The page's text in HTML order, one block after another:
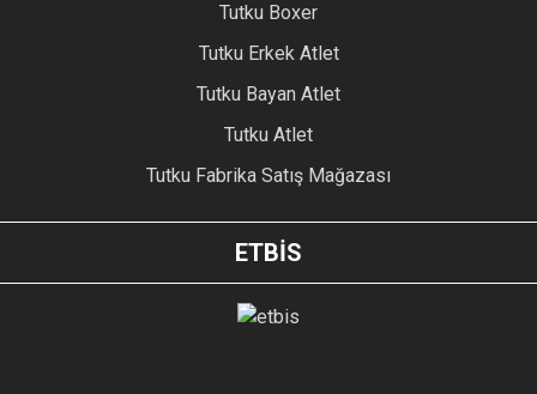
Tutku Boxer
Tutku Erkek Atlet
Tutku Bayan Atlet
Tutku Atlet
Tutku Fabrika Satış Mağazası
ETBİS